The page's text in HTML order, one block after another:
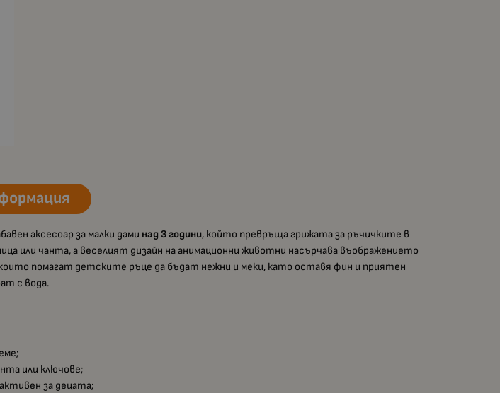
аксесоар за малки дами над 3 години, който превръща грижата за ръчичките в
или чанта, а веселият дизайн на анимационни животни насърчава въображението
помагат детските ръце да бъдат нежни и меки, като оставя фин и приятен
с вода.
или ключове;
за децата;